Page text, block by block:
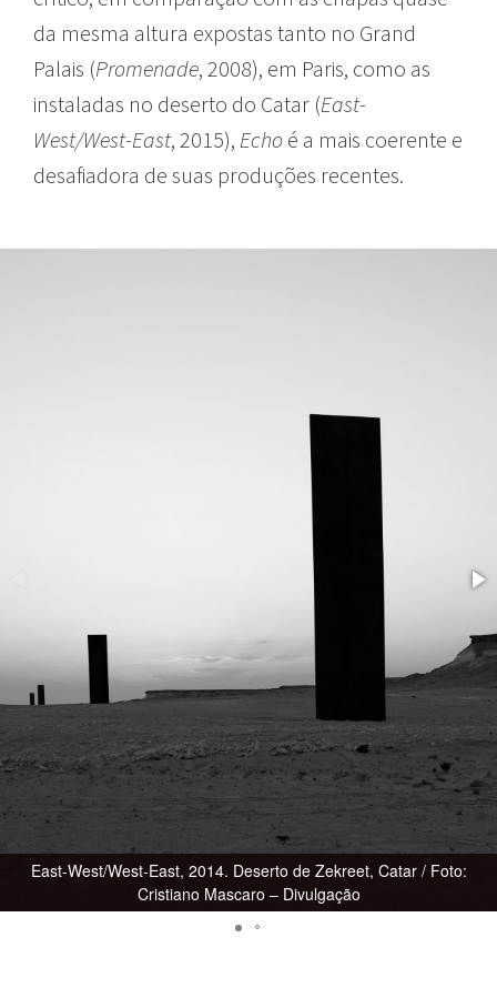
da mesma altura expostas tanto no Grand
Palais (Promenade, 2008), em Paris, como as
instaladas no deserto do Catar (East-
West/West-East, 2015), Echo é a mais coerente e
desafiadora de suas produções recentes.
East-West/West-East, 2014. Deserto de Zekreet, Catar / Foto:
Cristiano Mascaro – Divulgação